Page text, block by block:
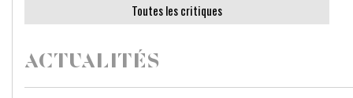
Toutes les critiques
ACTUALITÉS